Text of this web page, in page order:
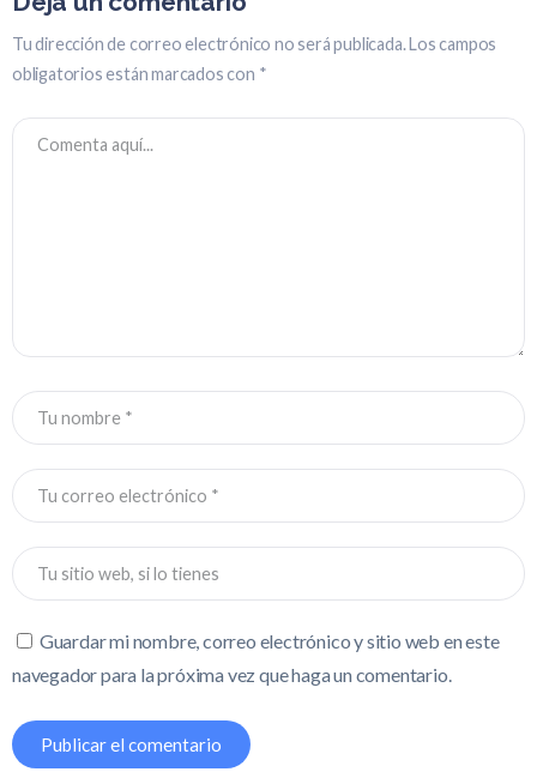
Tu dirección de correo electrónico no será publicada.Los campos
obligatorios están marcados con *
Guardar mi nombre, correo electrónico y sitio web en este
navegador para la próxima vez que haga un comentario.